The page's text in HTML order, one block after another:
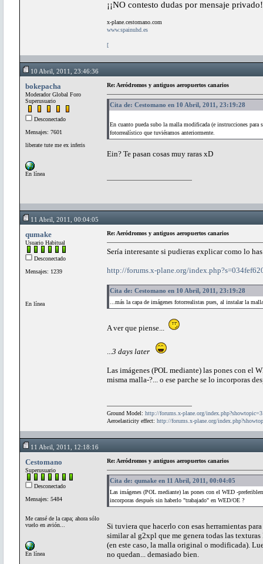
¡¡NO contesto dudas por mensaje
x-plane.cestomano.com
www.spainuhd.es
[
10 Abril, 2011, 23:46:36
bokepacha
Moderador Global Foro
Superusuario
Desconectado
Mensajes: 7601
liberate tute me ex inferis
En línea
Re: Aeródromos y antiguos aeropuertos canarios
Cita de: Cestomano en 10 Abril, 2011, 23:19:28
En cuanto pueda subo la malla modificada (e instrucciones para
fotorrealístico que tuviéramos anteriormente.
Ein? Te pasan cosas muy raras xD
11 Abril, 2011, 00:04:05
qumake
Usuario Habitual
Desconectado
Mensajes: 1239
En línea
Re: Aeródromos y antiguos aeropuertos canarios
Sería interesante si pudieras explicar como lo
http://forums.x-plane.org/
Cita de: Cestomano en 10 Abril, 2011, 23:19:28
...más la capa de imágenes fotorrealistas pues, al instalar la
A ver que piense...
3 days later
Las imágenes (POL mediante) las pones con el
misma malla-?... o ese parche se lo incorporas
Ground Model: http://forums.x-plane.org/
Aeroelasticity effect: http://forums.x-plane.org/
11 Abril, 2011, 12:18:16
Cestomano
Superusuario
Desconectado
Mensajes: 5484
Me cansé de la capa; ahora sólo
vuelo en avión...
En línea
Re: Aeródromos y antiguos aeropuertos canarios
Cita de: qumake en 11 Abril, 2011, 00:04:05
Las imágenes (POL mediante) las pones con el WED -
incorporas después sin haberlo "trabajado" en WED/OE ?
Si tuviera que hacerlo con esas herramientas
similar al g2xpl que me genera todas las
(en este caso, la malla original o modificada).
no quedan... demasiado bien.